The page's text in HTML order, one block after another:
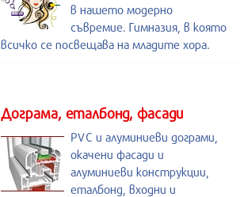
в нашето модерно
съвремие. Гимназия, в която
всичко се посвещава на младите хора.
Дограма, еталбонд, фасади
PVC и алуминиеви дограми,
окачени фасади и
алуминиеви конструкции,
еталбонд, входни и